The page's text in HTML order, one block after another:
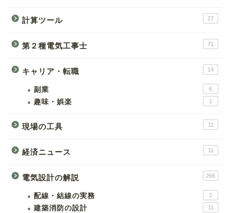
計算ツール 27
第２種電気工事士 71
キャリア・転職 14
副業 6
趣味・娯楽 1
現場の工具 11
経済ニュース 11
電気設計の解説 266
配線・結線の実務 2
建築消防の設計 11